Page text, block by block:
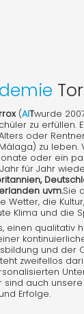
(AITwurde
zu erfüllen.
oder
zu leben.
oder ein
für Jahr
uvm.Sie
Wetter, die
Klima und die
einen qualitativ
und der
zweifellos
sind auch
Erfolge.